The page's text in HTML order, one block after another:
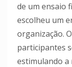
de um ensaio
escolheu um
organização.
participantes
estimulando a